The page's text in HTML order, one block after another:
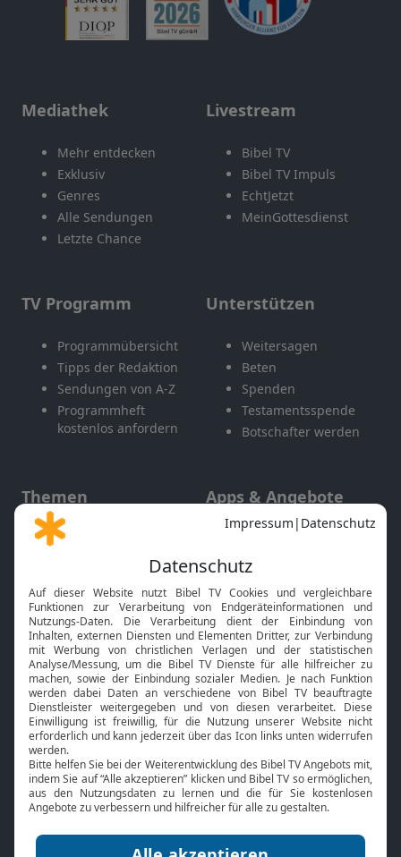
Mediathek
Mehr entdecken
Exklusiv
Genres
Alle Sendungen
Letzte Chance
Livestream
Bibel TV
Bibel TV Impuls
EchtJetzt
MeinGottesdienst
TV Programm
Programmübersicht
Tipps der Redaktion
Sendungen von A-Z
Programmheft
kostenlos anfordern
Unterstützen
Weitersagen
Beten
Spenden
Testamentsspende
Botschafter werden
Themen
Gott und Bibel erklärt
Neuigkeiten
Apps & Angebote
Mobile App
Smart TV
HbbTV
Bibelthek Online-Bibel
Nächster Gottesdienst
Bibel TV
Über uns
Jobs
Mediadaten
Service
Kontakt
TV-Empfang